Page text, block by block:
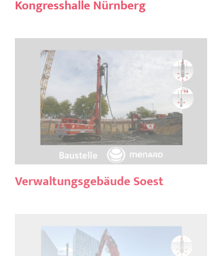
Kongresshalle Nürnberg
Verwaltungsgebäude Soest
Verwaltungsgebäude Soest